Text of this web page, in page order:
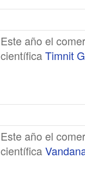
Este año el
científicaTimnit
Este año el
científica